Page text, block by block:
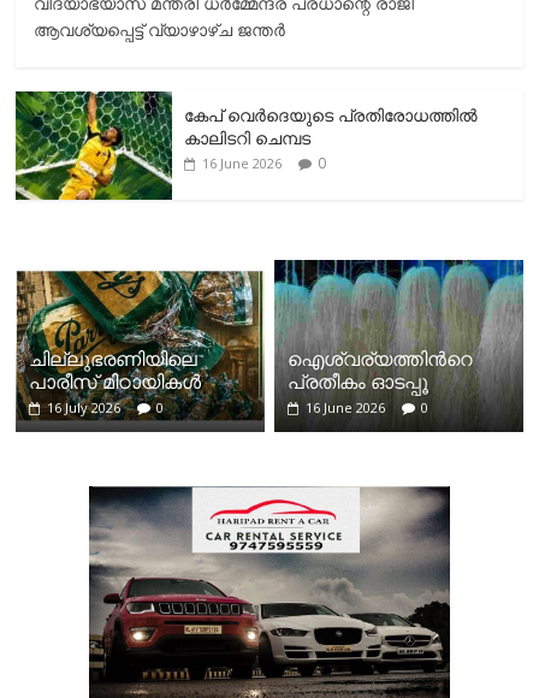
ആവശ്യപ്പെട്ട് വ്യാഴാഴ്ച ജന്തർ
കേപ് വെര്‍ദെയുടെ പ്രതിരോധത്തില്‍
കാലിടറി ചെമ്പട
16 June 2026 0
ചില്ലുഭരണിയിലെ
പാരീസ് മിഠായികള്‍
16 July 2026 0
ഐശ്വര്യത്തിന്‍റെ
പ്രതീകം ഓടപ്പൂ
16 June 2026 0